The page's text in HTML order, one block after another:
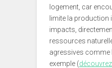
logement, car
limite la production
impacts,
ressources
agressives comme
exemple (